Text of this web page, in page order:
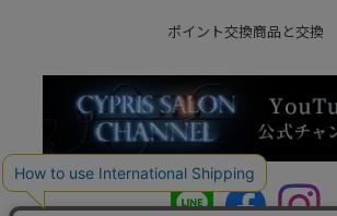
ポイント交換商品と交換